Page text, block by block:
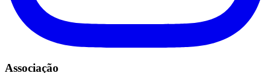
Associação